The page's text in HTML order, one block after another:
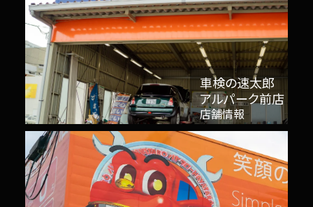
車検の速太郎
アルパーク前店
店舗情報